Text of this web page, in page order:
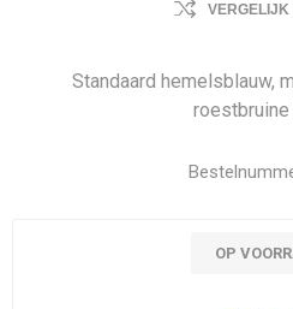
VERGELIJK
Standaard hemelsblauw,
roestbruine
OP